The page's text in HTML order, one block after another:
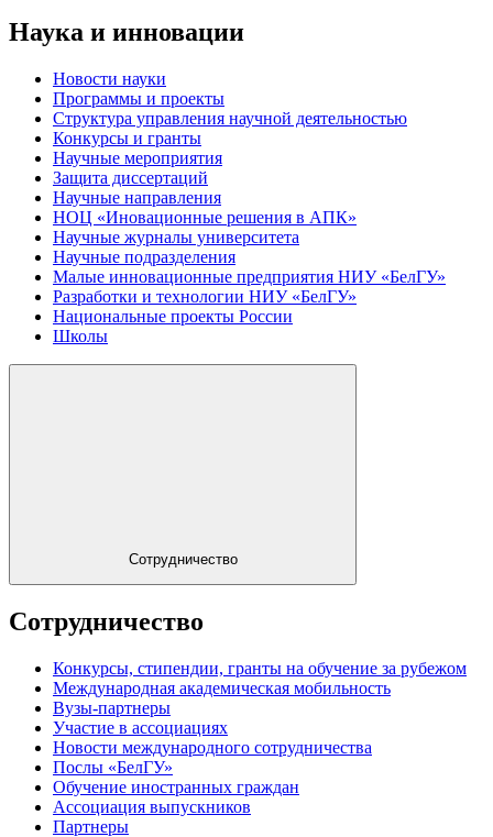
Наука и инновации
Новости науки
Программы и проекты
Структура управления научной деятельностью
Конкурсы и гранты
Научные мероприятия
Защита диссертаций
Научные направления
НОЦ «Иновационные решения в АПК»
Научные журналы университета
Научные подразделения
Малые инновационные предприятия НИУ «БелГУ»
Разработки и технологии НИУ «БелГУ»
Национальные проекты России
Школы
Сотрудничество
Сотрудничество
Конкурсы, стипендии, гранты на обучение за рубежом
Международная академическая мобильность
Вузы-партнеры
Участие в ассоциациях
Новости международного сотрудничества
Послы «БелГУ»
Обучение иностранных граждан
Ассоциация выпускников
Партнеры